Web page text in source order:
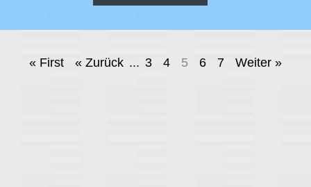
« First « Zurück ... 3 4 5 6 7 Weiter »